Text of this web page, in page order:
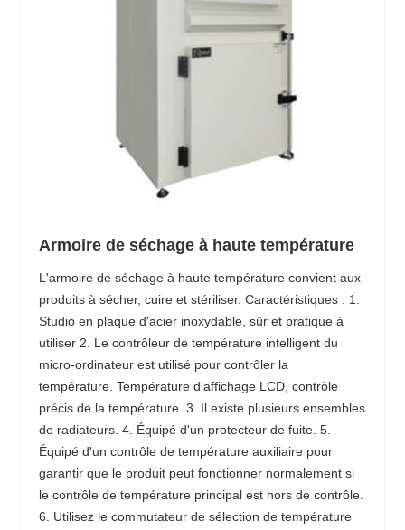
Armoire de séchage à haute température
L'armoire de séchage à haute température convient aux
produits à sécher, cuire et stériliser. Caractéristiques : 1.
Studio en plaque d'acier inoxydable, sûr et pratique à
utiliser 2. Le contrôleur de température intelligent du
micro-ordinateur est utilisé pour contrôler la
température. Température d'affichage LCD, contrôle
précis de la température. 3. Il existe plusieurs ensembles
de radiateurs. 4. Équipé d'un protecteur de fuite. 5.
Équipé d'un contrôle de température auxiliaire pour
garantir que le produit peut fonctionner normalement si
le contrôle de température principal est hors de contrôle.
6. Utilisez le commutateur de sélection de température